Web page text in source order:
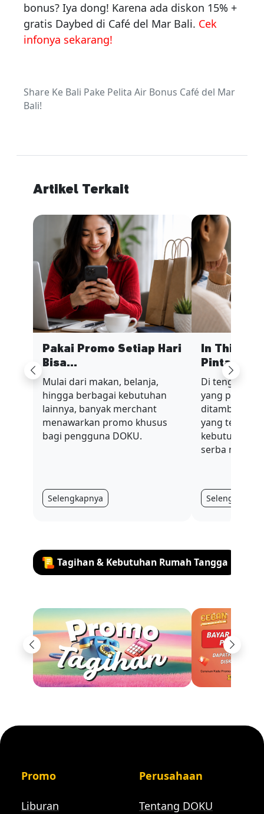
bonus? Iya dong! Karena ada diskon 15% +
gratis Daybed di Café del Mar Bali. Cek
infonya sekarang!
Share Ke Bali Pake Pelita Air Bonus Café del Mar
Bali!
Artikel Terkait
Previous
Pakai Promo Setiap Hari
Bisa...
Mulai dari makan, belanja,
hingga berbagai kebutuhan
lainnya, banyak merchant
menawarkan promo khusus
bagi pengguna DOKU.
Selengkapnya
In This
Pinta...
Di tengah
yang penuh
ditambah
yang terus
kebutuhan
serba mahal.
Selengkapnya
Next
Tagihan & Kebutuhan Rumah Tangga
Previous Next
Promo
Liburan
Perusahaan
Tentang DOKU